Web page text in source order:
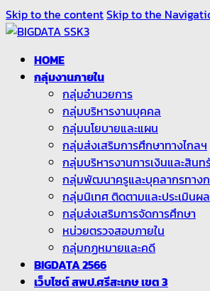
Skip to the contentSkip to the
HOME
กลุ่มงานภายใน
กลุ่มอำนวยการ
กลุ่มบริหารงานบุคคล
กลุ่มนโยบายและแผน
กลุ่มส่งเสริมการศึกษาทางไกลฯ
กลุ่มบริหารงานการเงินและสิน
กลุ่มพัฒนาครูและบุคลากรทาง
กลุ่มนิเทศ ติดตามและประเมินผ
กลุ่มส่งเสริมการจัดการศึกษา
หน่วยตรวจสอบภายใน
กลุ่มกฏหมายและคดี
BIGDATA 2566
เว็บไซต์ สพป.ศรีสะเกษ เขต 3